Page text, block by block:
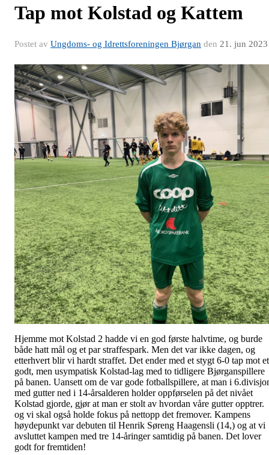
Tap mot Kolstad og Kattem
Postet av Ungdoms- og Idrettsforeningen Bjørgan den 21. jun 2023
Hjemme mot Kolstad 2 hadde vi en god første halvtime, og burde
både hatt mål og et par straffespark. Men det var ikke dagen, og
etterhvert blir vi hardt straffet. Det ender med et stygt 6-0 tap mot et
godt, men usympatisk Kolstad-lag med to tidligere Bjørganspillere
på banen. Uansett om de var gode fotballspillere, at man i
med gutter ned i 14-årsalderen holder oppførselen på det nivået
Kolstad gjorde, gjør at man er stolt av hvordan våre gutter opptrer.
og vi skal også holde fokus på nettopp det fremover. Kampens
høydepunkt var debuten til Henrik Søreng Haagensli (14,) og at vi
avsluttet kampen med tre 14-åringer samtidig på banen. Det lover
godt for fremtiden!